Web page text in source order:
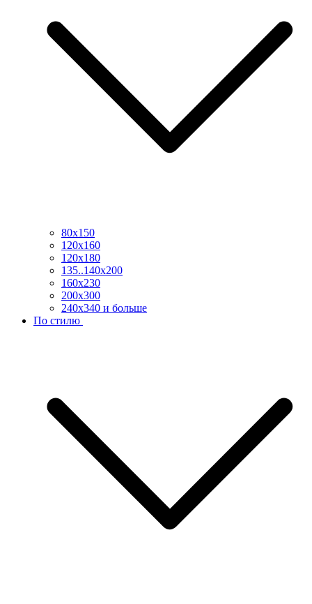
80х150
120х160
120х180
135..140х200
160х230
200х300
240х340 и больше
По стилю